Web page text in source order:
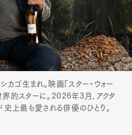
カゴ生まれ。映画『スター・ウォー
界的スターに。2026年3月、アクタ
上最も愛される俳優のひとり。